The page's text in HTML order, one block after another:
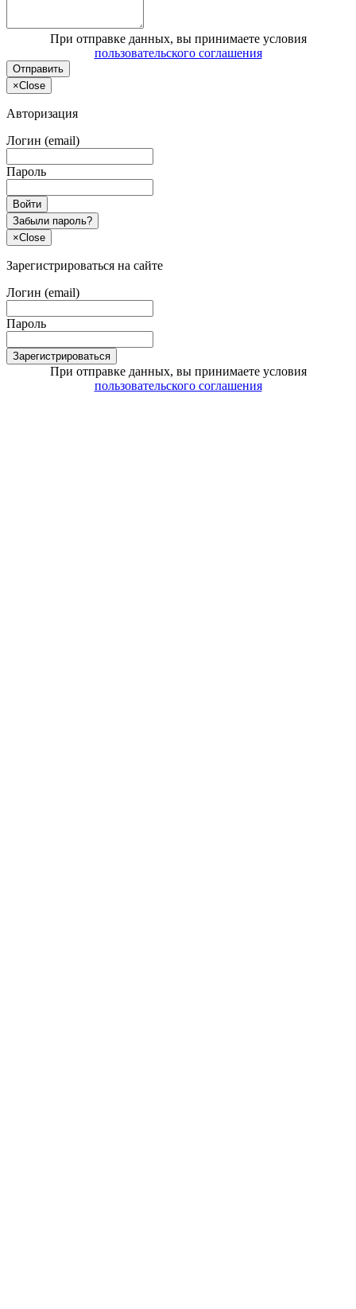
При отправке данных, вы принимаете условия
пользовательского соглашения
Отправить
×Close
Авторизация
Логин (email)
Пароль
Войти
Забыли пароль?
×Close
Зарегистрироваться на сайте
Логин (email)
Пароль
Зарегистрироваться
При отправке данных, вы принимаете условия
пользовательского соглашения